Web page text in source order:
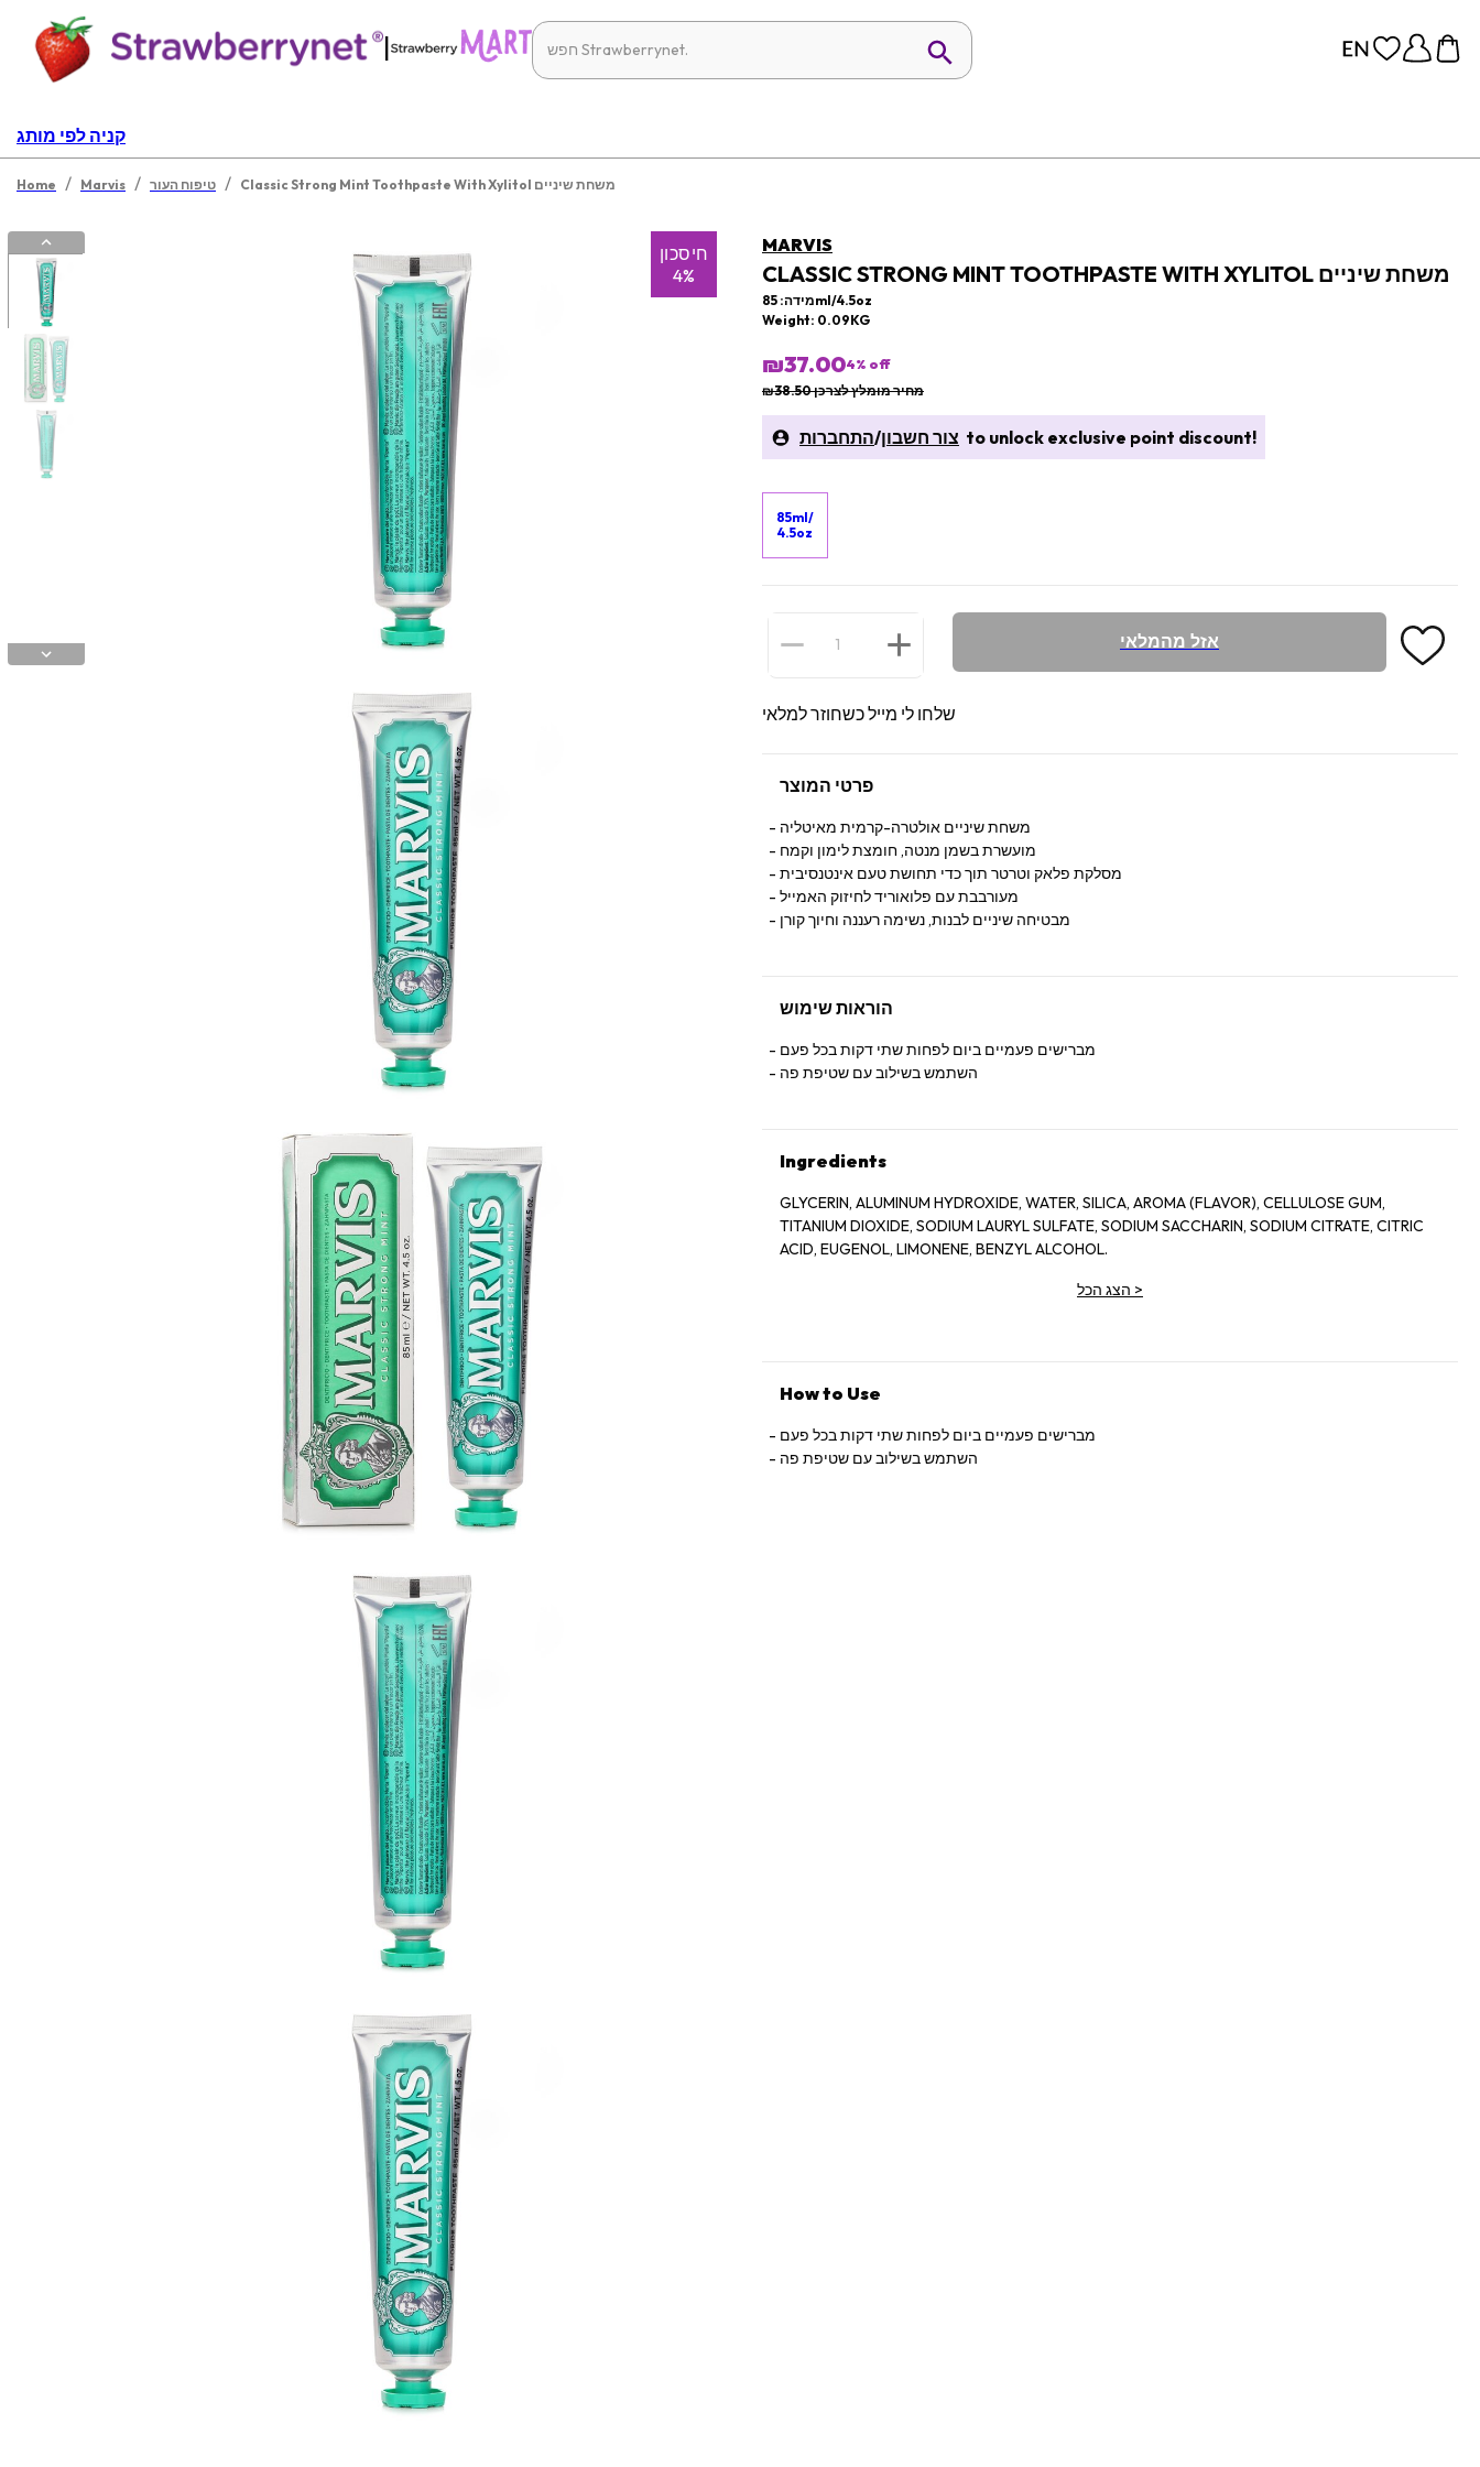
|
קניה לפי מותג
Home / Marvis / טיפוח העור / Classic Strong Mint Toothpaste With Xylitol משחת שיניים
חיסכון
4%
MARVIS
CLASSIC STRONG MINT TOOTHPASTE WITH XYLITOL משחת שיניים
מידה: 85ml/4.5oz
Weight: 0.09KG
₪37.004% off
מחיר מומלץ לצרכן ₪38.50
התחברות/צור חשבון to unlock exclusive point discount!
85ml/
4.5oz
אזל מהמלאי
שלחו לי מייל כשחוזר למלאי
פרטי המוצר
משחת שיניים אולטרה-קרמית מאיטליה
מועשרת בשמן מנטה, חומצת לימון וקמח
מסלקת פלאק וטרטר תוך כדי תחושת טעם אינטנסיבית
מעורבבת עם פלואוריד לחיזוק האמייל
מבטיחה שיניים לבנות, נשימה רעננה וחיוך קורן
הוראות שימוש
מברישים פעמיים ביום לפחות שתי דקות בכל פעם
השתמש בשילוב עם שטיפת פה
Ingredients
GLYCERIN, ALUMINUM HYDROXIDE, WATER, SILICA, AROMA (FLAVOR), CELLULOSE GUM,
TITANIUM DIOXIDE, SODIUM LAURYL SULFATE, SODIUM SACCHARIN, SODIUM CITRATE, CITRIC
ACID, EUGENOL, LIMONENE, BENZYL ALCOHOL.
הצג הכל >
How to Use
מברישים פעמיים ביום לפחות שתי דקות בכל פעם
השתמש בשילוב עם שטיפת פה